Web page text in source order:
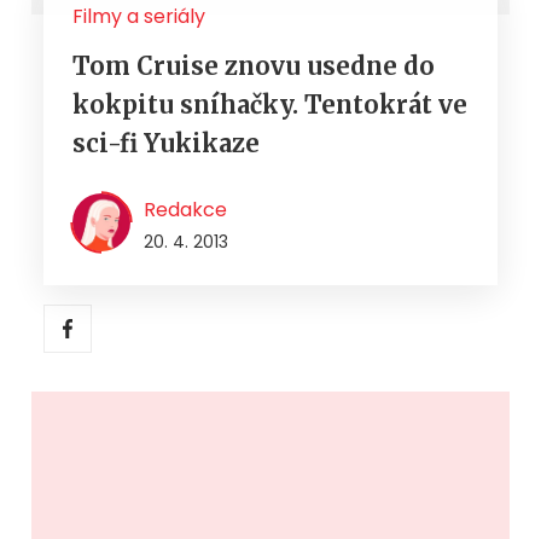
Filmy a seriály
Tom Cruise znovu usedne do
kokpitu sníhačky. Tentokrát ve
sci-fi Yukikaze
Redakce
20. 4. 2013